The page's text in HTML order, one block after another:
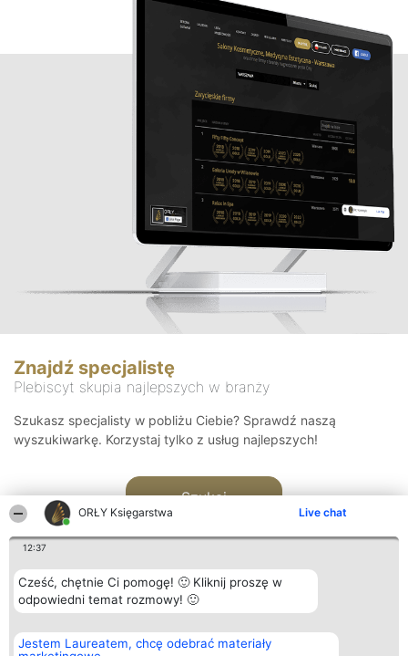
ORŁY Księgarstwa Live chat
12:37
Cześć, chętnie Ci pomogę! 🙂 Kliknij proszę w
odpowiedni temat rozmowy! 🙂
Jestem Laureatem, chcę odebrać materiały
Znajdź specjalistę
Plebiscyt skupia najlepszych w branży
Szukasz specjalisty w pobliżu Ciebie? Sprawdź naszą
wyszukiwarkę. Korzystaj tylko z usług najlepszych!
Szukaj
Organizator plebiscytu
Bright Side Solutions sp. z o.
Plebiscyt
Laureaci
Kontakt
Kontakt